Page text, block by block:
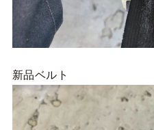
新品ベルト